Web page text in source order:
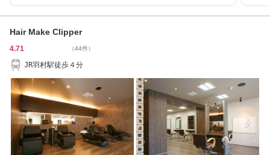
Hair Make Clipper
4.71 （44件）
JR羽村駅徒歩４分